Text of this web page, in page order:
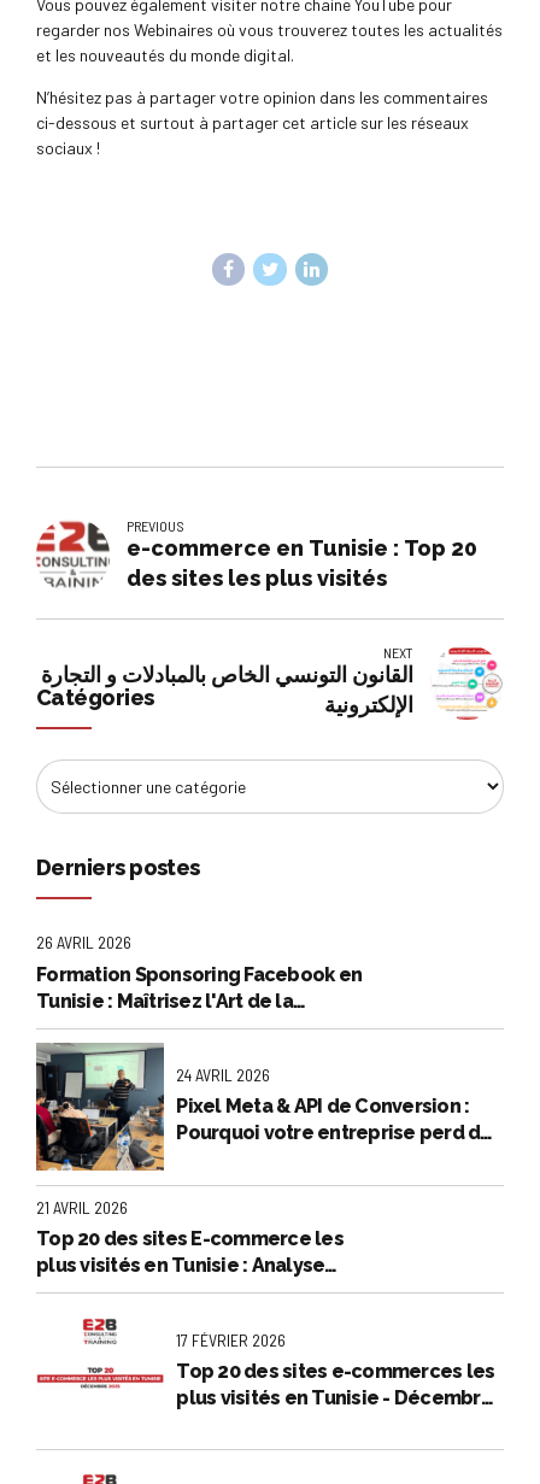
regarder nos Webinaires où vous trouverez toutes les actualités
et les nouveautés du monde digital.
N’hésitez pas à partager votre opinion dans les commentaires
ci-dessous et surtout à partager cet article sur les réseaux
sociaux !
PREVIOUS
e-commerce en Tunisie : Top 20
des sites les plus visités
NEXT
القانون التونسي الخاص بالمبادلات و التجارة
الإلكترونية
Catégories
Derniers postes
26 AVRIL 2026
Formation Sponsoring Facebook en
Tunisie : Maîtrisez l'Art de la
Publicité Rentable
24 AVRIL 2026
Pixel Meta & API de Conversion :
Pourquoi votre entreprise perd de
21 AVRIL 2026
Top 20 des sites E-commerce les
plus visités en Tunisie : Analyse
exclusive - Mars 2026
17 FÉVRIER 2026
Top 20 des sites e-commerces les
plus visités en Tunisie - Décembre